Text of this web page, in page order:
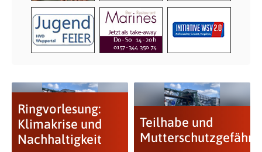
Ringvorlesung:
Klimakrise und
Nachhaltigkeit
Teilhabe und